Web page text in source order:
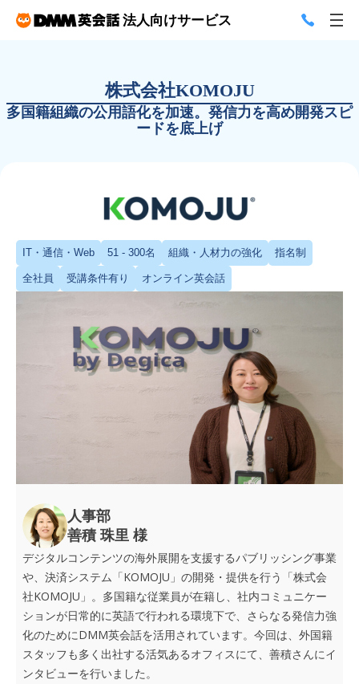
法人向けサービス
株式会社KOMOJU
多国籍組織の公用語化を加速。発信力を高め開発スピ
ードを底上げ
IT・通信・Web 51 - 300名 組織・人材力の強化 指名制
全社員 受講条件有り オンライン英会話
人事部
善積 珠里 様
デジタルコンテンツの海外展開を支援するパブリッシング事業
や、決済システム「KOMOJU 」の開発・提供を行う「株式会
社KOMOJU 」。多国籍な従業員が在籍し、社内コミュニケー
ションが日常的に英語で行われる環境下で、さらなる発信力強
化のためにDMM英会話を活用されています。今回は、外国籍
スタッフも多く出社する活気あるオフィスにて、善積さんにイ
ンタビューを行いました。